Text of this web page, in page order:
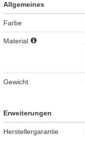
Allgemeines
Farbe
Material
Gewicht
Erweiterungen
Herstellergarantie